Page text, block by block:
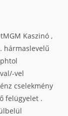
Kaszinó ,
hármaslevelű
vel
cselekmény
felügyelet .